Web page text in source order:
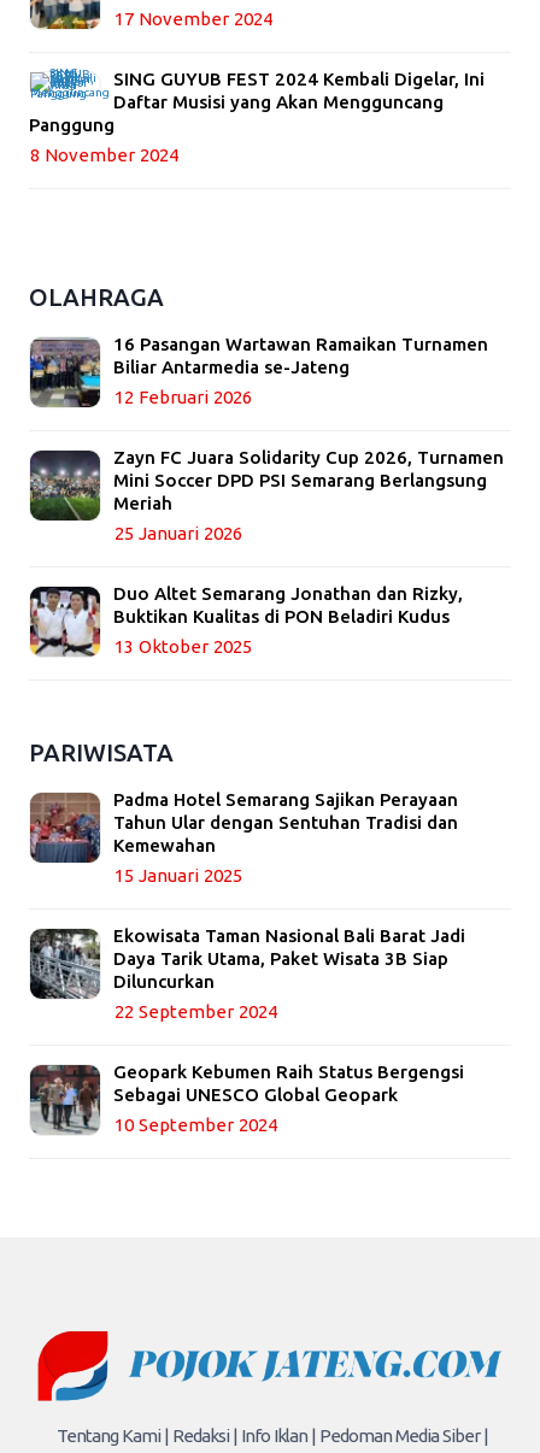
17 November 2024
SING GUYUB FEST 2024 Kembali Digelar, Ini
Daftar Musisi yang Akan Mengguncang
Panggung
8 November 2024
OLAHRAGA
16 Pasangan Wartawan Ramaikan Turnamen
Biliar Antarmedia se-Jateng
12 Februari 2026
Zayn FC Juara Solidarity Cup 2026, Turnamen
Mini Soccer DPD PSI Semarang Berlangsung
Meriah
25 Januari 2026
Duo Altet Semarang Jonathan dan Rizky,
Buktikan Kualitas di PON Beladiri Kudus
13 Oktober 2025
PARIWISATA
Padma Hotel Semarang Sajikan Perayaan
Tahun Ular dengan Sentuhan Tradisi dan
Kemewahan
15 Januari 2025
Ekowisata Taman Nasional Bali Barat Jadi
Daya Tarik Utama, Paket Wisata 3B Siap
Diluncurkan
22 September 2024
Geopark Kebumen Raih Status Bergengsi
Sebagai UNESCO Global Geopark
10 September 2024
Tentang Kami | Redaksi | Info Iklan | Pedoman Media Siber |